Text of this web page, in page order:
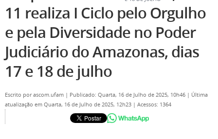
11 realiza I Ciclo pelo Orgulho
e pela Diversidade no Poder
Judiciário do Amazonas, dias
17 e 18 de julho
Escrito porascom.ufam | Publicado: Quarta, 16 de Julho de 2025, 10h46 | Última
atualização em Quarta, 16 de Julho de 2025, 12h23 | Acessos: 1364